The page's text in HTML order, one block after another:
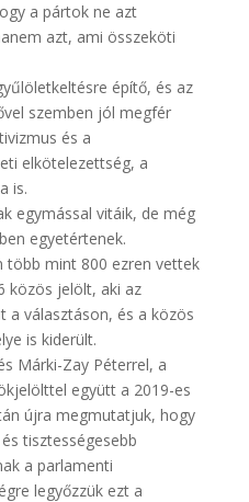
a pártok ne azt
azt, ami összeköti
építő, és az
szemben jól megfér
és a
elkötelezettség, a
is.
egymással vitáik, de még
egyetértenek.
több mint 800 ezren vettek
közös jelölt, aki az
a választáson, és a közös
is kiderült.
Márki-Zay Péterrel, a
együtt a 2019-es
újra megmutatjuk, hogy
tisztességesebb
a parlamenti
legyőzzük ezt a